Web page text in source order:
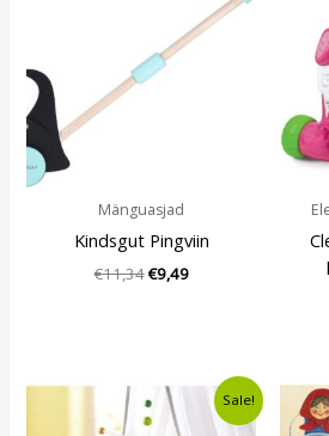
Mänguasjad
Kindsgut Pingviin
€11,34
€11,34.
€9,49
€9,49.
Sale!
Algne
hind
Current
price